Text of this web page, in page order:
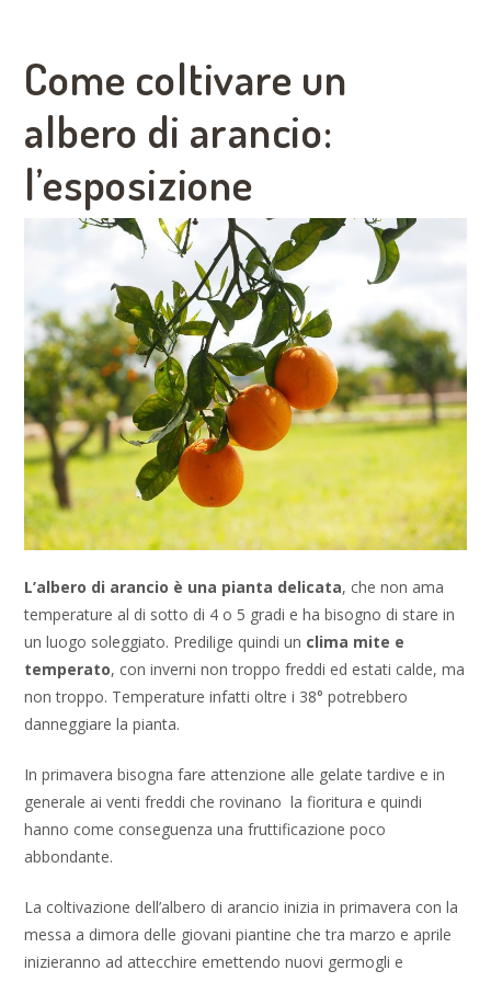
Come coltivare un
albero di arancio:
l’esposizione
L’albero di arancio è una pianta delicata, che non ama
temperature al di sotto di 4 o 5 gradi e ha bisogno di stare in
un luogo soleggiato. Predilige quindi un clima mite e
temperato, con inverni non troppo freddi ed estati calde, ma
non troppo. Temperature infatti oltre i 38° potrebbero
danneggiare la pianta.
In primavera bisogna fare attenzione alle gelate tardive e in
generale ai venti freddi che rovinano la fioritura e quindi
hanno come conseguenza una fruttificazione poco
abbondante.
La coltivazione dell’albero di arancio inizia in primavera con la
messa a dimora delle giovani piantine che tra marzo e aprile
inizieranno ad attecchire emettendo nuovi germogli e